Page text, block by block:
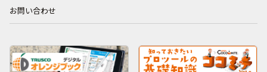
お問い合わせ